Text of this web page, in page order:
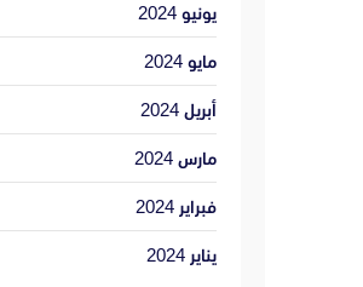
يونيو 2024
مايو 2024
أبريل 2024
مارس 2024
فبراير 2024
يناير 2024